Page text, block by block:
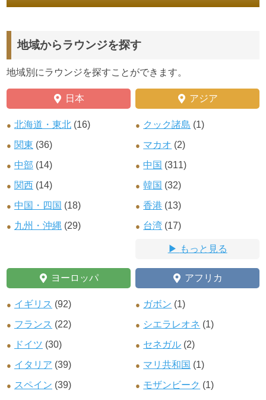
地域からラウンジを探す
地域別にラウンジを探すことができます。
日本
北海道・東北 (16)
関東 (36)
中部 (14)
関西 (14)
中国・四国 (18)
九州・沖縄 (29)
アジア
クック諸島 (1)
マカオ (2)
中国 (311)
韓国 (32)
香港 (13)
台湾 (17)
もっと見る
ヨーロッパ
イギリス (92)
フランス (22)
ドイツ (30)
イタリア (39)
スペイン (39)
アフリカ
ガボン (1)
シエラレオネ (1)
セネガル (2)
マリ共和国 (1)
モザンビーク (1)